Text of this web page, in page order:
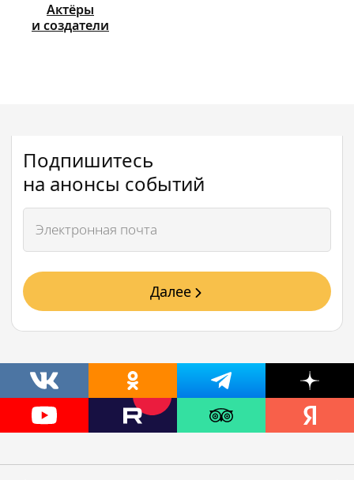
Актёры
и создатели
Подпишитесь
на анонсы событий
Далее